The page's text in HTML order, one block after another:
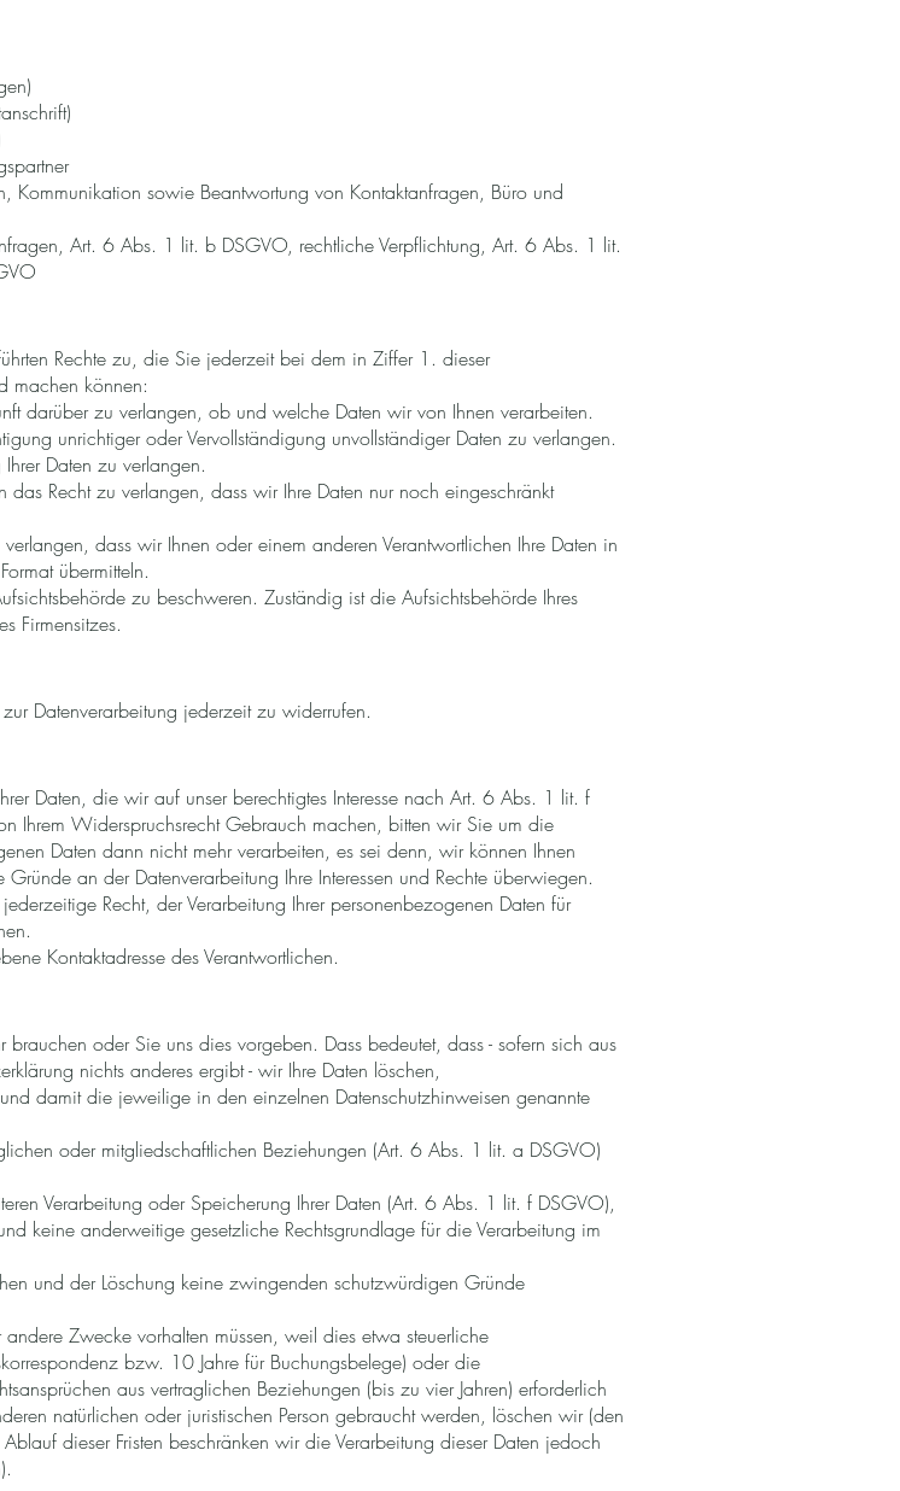
Kommunikation sowie Beantwortung von Kontaktanfragen, Büro und
Art. 6 Abs. 1 lit. b DSGVO, rechtliche Verpflichtung, Art. 6 Abs. 1 lit.
Rechte zu, die Sie jederzeit bei dem in Ziffer 1. dieser
machen können:
darüber zu verlangen, ob und welche Daten wir von Ihnen verarbeiten.
unrichtiger oder Vervollständigung unvollständiger Daten zu verlangen.
Daten zu verlangen.
das Recht zu verlangen, dass wir Ihre Daten nur noch eingeschränkt
dass wir Ihnen oder einem anderen Verantwortlichen Ihre Daten in
übermitteln.
zu beschweren. Zuständig ist die Aufsichtsbehörde Ihres
Firmensitzes.
Datenverarbeitung jederzeit zu widerrufen.
Daten, die wir auf unser berechtigtes Interesse nach Art. 6 Abs. 1 lit. f
Ihrem Widerspruchsrecht Gebrauch machen, bitten wir Sie um die
Daten dann nicht mehr verarbeiten, es sei denn, wir können Ihnen
an der Datenverarbeitung Ihre Interessen und Rechte überwiegen.
Recht, der Verarbeitung Ihrer personenbezogenen Daten für
Kontaktadresse des Verantwortlichen.
oder Sie uns dies vorgeben. Dass bedeutet, dass - sofern sich aus
nichts anderes ergibt - wir Ihre Daten löschen,
damit die jeweilige in den einzelnen Datenschutzhinweisen genannte
oder mitgliedschaftlichen Beziehungen (Art. 6 Abs. 1 lit. a DSGVO)
Verarbeitung oder Speicherung Ihrer Daten (Art. 6 Abs. 1 lit. f DSGVO),
keine anderweitige gesetzliche Rechtsgrundlage für die Verarbeitung im
und der Löschung keine zwingenden schutzwürdigen Gründe
Zwecke vorhalten müssen, weil dies etwa steuerliche
bzw. 10 Jahre für Buchungsbelege) oder die
aus vertraglichen Beziehungen (bis zu vier Jahren) erforderlich
natürlichen oder juristischen Person gebraucht werden, löschen wir (den
dieser Fristen beschränken wir die Verarbeitung dieser Daten jedoch